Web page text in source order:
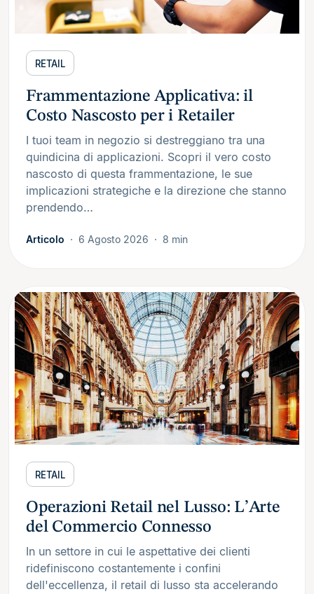
RETAIL
Frammentazione Applicativa: il
Costo Nascosto per i Retailer
I tuoi team in negozio si destreggiano tra una
quindicina di applicazioni. Scopri il vero costo
nascosto di questa frammentazione, le sue
implicazioni strategiche e la direzione che stanno
prendendo…
Articolo 6 Agosto 2026 8 min
RETAIL
Operazioni Retail nel Lusso: L’Arte
del Commercio Connesso
In un settore in cui le aspettative dei clienti
ridefiniscono costantemente i confini
dell'eccellenza, il retail di lusso sta accelerando